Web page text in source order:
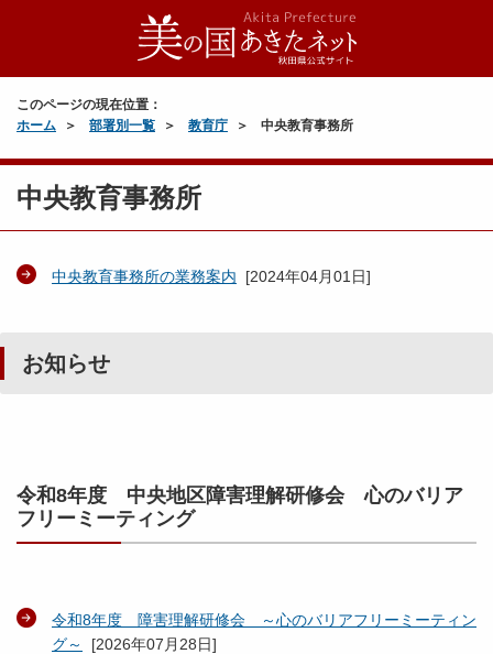
このページの現在位置：
ホーム
部署別一覧 教育庁 中央教育事務所
中央教育事務所
中央教育事務所の業務案内 [2024年04月01日]
お知らせ
令和8年度 中央地区障害理解研修会 心のバリア
フリーミーティング
令和8年度 障害理解研修会 ～心のバリアフリーミーティン
グ～
[2026年07月28日]